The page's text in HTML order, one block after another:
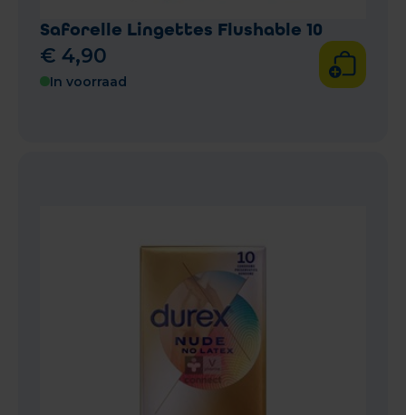
Saforelle Lingettes Flushable 10
€ 4,90
In voorraad